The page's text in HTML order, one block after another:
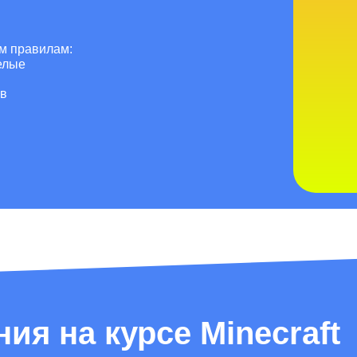
обратной связи: после каждого урока вы
правилам:
на курсе Minecraft